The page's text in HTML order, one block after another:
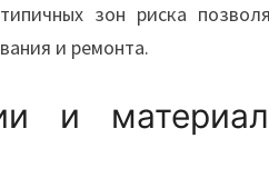
зон риска
и ремонта.
и